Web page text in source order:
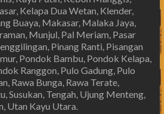
Kelapa Dua Wetan, Klender,
Buaya, Makasar, Malaka Jaya,
Munjul, Pal Meriam, Pasar
Pinang Ranti, Pisangan
Pondok Bambu, Pondok Kelapa,
Ranggon, Pulo Gadung, Pulo
Rawa Bunga, Rawa Terate,
Susukan, Tengah, Ujung Menteng,
Utan Kayu Utara.